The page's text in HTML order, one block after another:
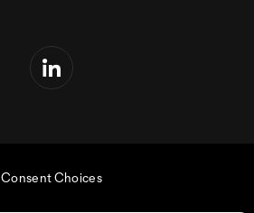
Consent Choices